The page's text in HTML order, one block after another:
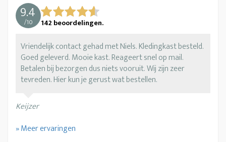
9.4
/10 142 beoordelingen.
Vriendelijk contact gehad met Niels. Kledingkast besteld.
Goed geleverd. Mooie kast. Reageert snel op mail.
Betalen bij bezorgen dus niets vooruit. Wij zijn zeer
tevreden. Hier kun je gerust wat bestellen.
Keijzer
» Meer ervaringen